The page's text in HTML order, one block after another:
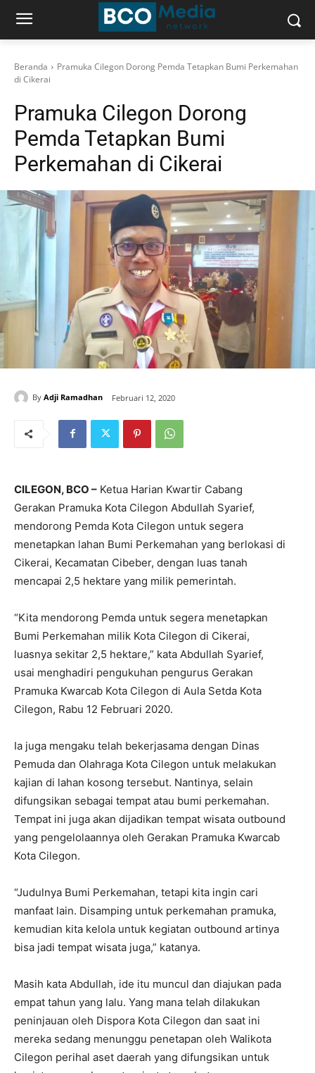
Beranda
Pramuka Cilegon Dorong Pemda Tetapkan Bumi Perkemahan
di Cikerai
Pramuka Cilegon Dorong
Pemda Tetapkan Bumi
Perkemahan di Cikerai
By Adji Ramadhan Februari 12, 2020
CILEGON, BCO – Ketua Harian Kwartir Cabang
Gerakan Pramuka Kota Cilegon Abdullah Syarief,
mendorong Pemda Kota Cilegon untuk segera
menetapkan lahan Bumi Perkemahan yang berlokasi di
Cikerai, Kecamatan Cibeber, dengan luas tanah
mencapai 2,5 hektare yang milik pemerintah.
“Kita mendorong Pemda untuk segera menetapkan
Bumi Perkemahan milik Kota Cilegon di Cikerai,
luasnya sekitar 2,5 hektare,” kata Abdullah Syarief,
usai menghadiri pengukuhan pengurus Gerakan
Pramuka Kwarcab Kota Cilegon di Aula Setda Kota
Cilegon, Rabu 12 Februari 2020.
Ia juga mengaku telah bekerjasama dengan Dinas
Pemuda dan Olahraga Kota Cilegon untuk melakukan
kajian di lahan kosong tersebut. Nantinya, selain
difungsikan sebagai tempat atau bumi perkemahan.
Tempat ini juga akan dijadikan tempat wisata outbound
yang pengelolaannya oleh Gerakan Pramuka Kwarcab
Kota Cilegon.
“Judulnya Bumi Perkemahan, tetapi kita ingin cari
manfaat lain. Disamping untuk perkemahan pramuka,
kemudian kita kelola untuk kegiatan outbound artinya
bisa jadi tempat wisata juga,” katanya.
Masih kata Abdullah, ide itu muncul dan diajukan pada
empat tahun yang lalu. Yang mana telah dilakukan
peninjauan oleh Dispora Kota Cilegon dan saat ini
mereka sedang menunggu penetapan oleh Walikota
Cilegon perihal aset daerah yang difungsikan untuk